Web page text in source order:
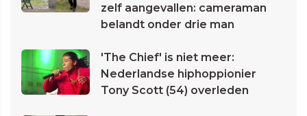
zelf aangevallen: cameraman
belandt onder drie man
'The Chief' is niet meer:
Nederlandse hiphoppionier
Tony Scott (54) overleden